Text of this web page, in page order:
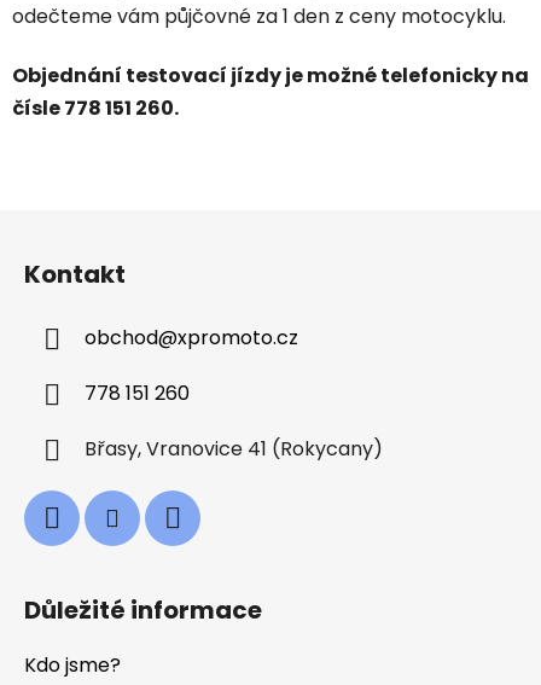
odečteme vám půjčovné za 1 den z ceny motocyklu.
Objednání testovací jízdy je možné telefonicky na
čísle 778 151 260.
Kontakt
obchod@xpromoto.cz
778 151 260
Břasy, Vranovice 41 (Rokycany)
Důležité informace
Kdo jsme?